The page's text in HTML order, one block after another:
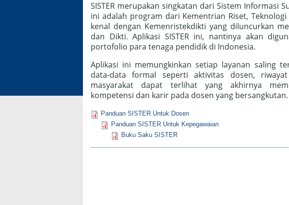
SISTER merupakan singkatan dari Sistem Informasi
ini adalah program dari Kementrian Riset,
kenal dengan Kemenristekdikti yang diluncurkan
dan Dikti. Aplikasi SISTER ini, nantinya akan
portofolio para tenaga pendidik di Indonesia.
Aplikasi ini memungkinkan setiap layanan saling
data-data formal seperti aktivitas dosen,
masyarakat dapat terlihat yang akhirnya
kompetensi dan karir pada dosen yang bersangkutan.
Panduan SISTER Untuk Dosen
Panduan SISTER Untuk Kepegawaian
Buku Saku SISTER